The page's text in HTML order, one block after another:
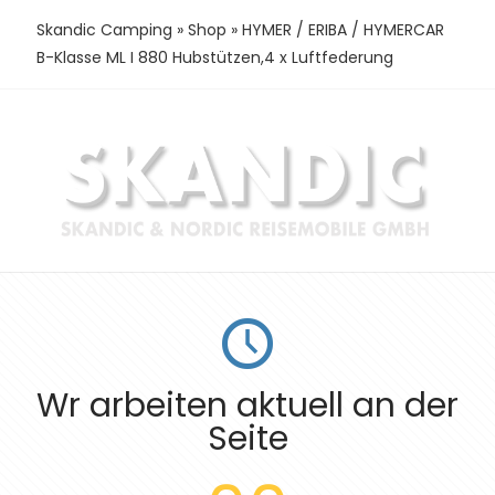
Skandic Camping » Shop » HYMER / ERIBA / HYMERCAR
B-Klasse ML I 880 Hubstützen,4 x Luftfederung
Wr arbeiten aktuell an der
Seite